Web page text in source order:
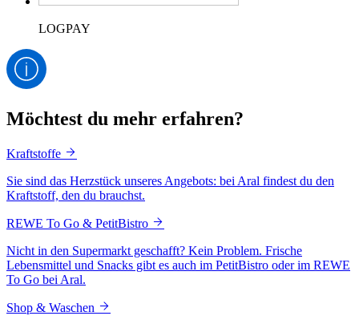
LOGPAY
Möchtest du mehr erfahren?
Kraftstoffe
Sie sind das Herzstück unseres Angebots: bei Aral findest du den
Kraftstoff, den du brauchst.
REWE To Go & PetitBistro
Nicht in den Supermarkt geschafft? Kein Problem. Frische
Lebensmittel und Snacks gibt es auch im PetitBistro oder im REWE
To Go bei Aral.
Shop & Waschen